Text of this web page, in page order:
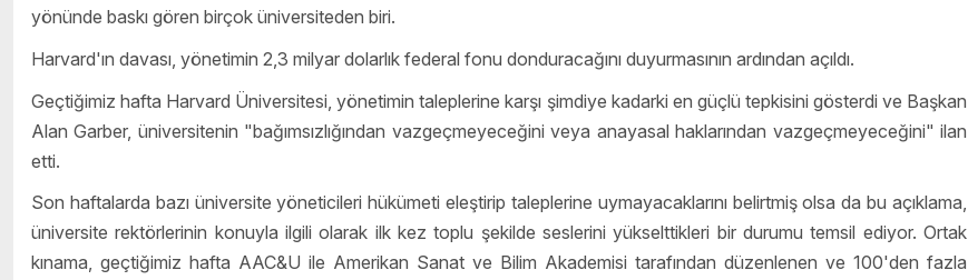
yönünde baskı gören birçok üniversiteden biri.
Harvard'ın davası, yönetimin 2,3 milyar dolarlık federal fonu donduracağını duyurmasının ardından açıldı.
Geçtiğimiz hafta Harvard Üniversitesi, yönetimin taleplerine karşı şimdiye kadarki en güçlü tepkisini gösterdi ve Başkan
Alan Garber, üniversitenin "bağımsızlığından vazgeçmeyeceğini veya anayasal haklarından vazgeçmeyeceğini" ilan
etti.
Son haftalarda bazı üniversite yöneticileri hükümeti eleştirip taleplerine uymayacaklarını belirtmiş olsa da bu açıklama,
üniversite rektörlerinin konuyla ilgili olarak ilk kez toplu şekilde seslerini yükselttikleri bir durumu temsil ediyor. Ortak
kınama, geçtiğimiz hafta AAC&U ile Amerikan Sanat ve Bilim Akademisi tarafından düzenlenen ve 100'den fazla